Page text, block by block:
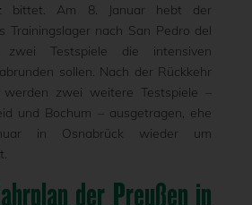
bittet. Am 8. Januar hebt der
Trainingslager nach San Pedro del
Testspiele die intensiven
sollen. Nach der Rückkehr
zwei weitere Testspiele –
und Bochum – ausgetragen, ehe
in Osnabrück wieder um
der Preußen in